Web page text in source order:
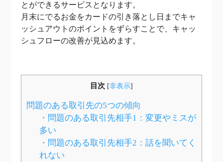
とができるサービスとなります。
月末にでるお金をカードの引き落とし日までキャ
ッシュアウトのポイントをずらすことで、キャッ
シュフローの改善が見込めます。
目次 [非表示]
問題のある取引先の5つの傾向
・問題のある取引先相手1：変更やミスが
多い
・問題のある取引先相手2：話を聞いてく
れない